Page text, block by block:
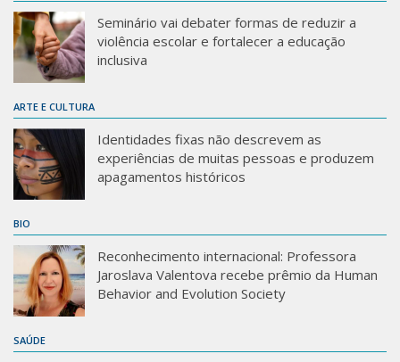
Seminário vai debater formas de reduzir a
violência escolar e fortalecer a educação
inclusiva
ARTE E CULTURA
Identidades fixas não descrevem as
experiências de muitas pessoas e produzem
apagamentos históricos
BIO
Reconhecimento internacional: Professora
Jaroslava Valentova recebe prêmio da Human
Behavior and Evolution Society
SAÚDE